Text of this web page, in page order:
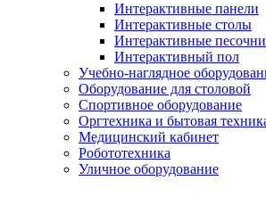
Интерактивные панели
Интерактивные столы
Интерактивные
Интерактивный пол
Учебно-наглядное
Оборудование для столовой
Спортивное оборудование
Оргтехника и бытовая
Медицинский кабинет
Робототехника
Уличное оборудование